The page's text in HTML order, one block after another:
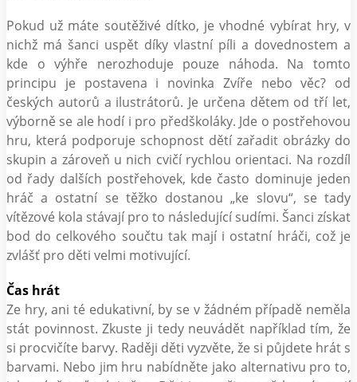
Pokud už máte soutěživé dítko, je vhodné vybírat hry, v
nichž má šanci uspět díky vlastní píli a dovednostem a
kde o výhře nerozhoduje pouze náhoda. Na tomto
principu je postavena i novinka Zvíře nebo věc? od
českých autorů a ilustrátorů. Je určena dětem od tří let,
výborně se ale hodí i pro předškoláky. Jde o postřehovou
hru, která podporuje schopnost dětí zařadit obrázky do
skupin a zároveň u nich cvičí rychlou orientaci. Na rozdíl
od řady dalších postřehovek, kde často dominuje jeden
hráč a ostatní se těžko dostanou „ke slovu“, se tady
vítězové kola stávají pro to následující sudími. Šanci získat
bod do celkového součtu tak mají i ostatní hráči, což je
zvlášť pro děti velmi motivující.
Čas hrát
Ze hry, ani té edukativní, by se v žádném případě neměla
stát povinnost. Zkuste ji tedy neuvádět například tím, že
si procvičíte barvy. Raději děti vyzvěte, že si půjdete hrát s
barvami. Nebo jim hru nabídněte jako alternativu pro to,